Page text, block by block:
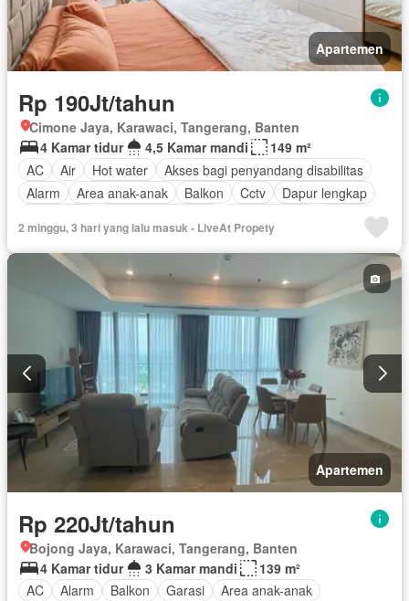
Apartemen
Rp 190Jt/tahun
Cimone Jaya, Karawaci, Tangerang, Banten
4 Kamar tidur
4,5 Kamar mandi
149 m²
AC
Air Hot water
Akses bagi penyandang disabilitas
Alarm
Area anak-anak Balkon Cctv
Dapur lengkap
Angkat
Listrik
Fully fenced Secure parking Taman
Garasi
Teras Berperabot lengkap
2 minggu, 3 hari yang lalu masuk - LiveAt Propety
Apartemen
Rp 220Jt/tahun
Bojong Jaya, Karawaci, Tangerang, Banten
4 Kamar tidur
3 Kamar mandi
139 m²
AC
Alarm Balkon Garasi
Area anak-anak